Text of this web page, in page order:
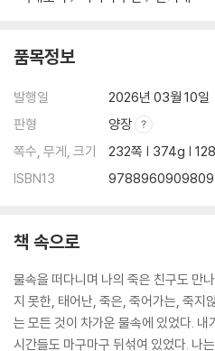
품목정보
발행일
2026년 03월 10일
판형
양장
쪽수, 무게, 크기
232쪽 | 374g |
ISBN13
9788960909809
책 속으로
물속을 떠다니며 나의 죽은 친구도 만
지 못한, 태어난, 죽은, 죽어가는, 죽지
는 모든 것이 차가운 물속에 있었다.
시간들도 마구마구 뒤섞여 있었다. 나